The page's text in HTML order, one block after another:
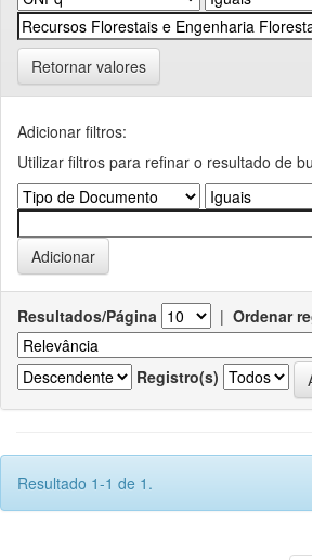
Retornar valores
Adicionar filtros:
Utilizar filtros para refinar o resultado de
Resultados/Página | Ordenar
Registro(s)
Resultado 1-1 de 1.